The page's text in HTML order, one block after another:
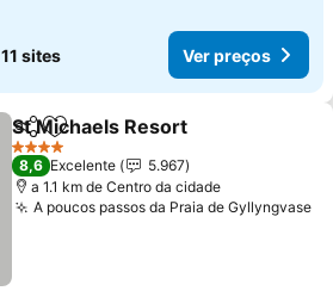
11 sites Ver preços
PartilharAdicionar aos favoritos
St Michaels Resort
4 Estrelas
8,6 Excelente
5.967
a 1.1 km de Centro da cidade
A poucos passos da Praia de Gyllyngvase